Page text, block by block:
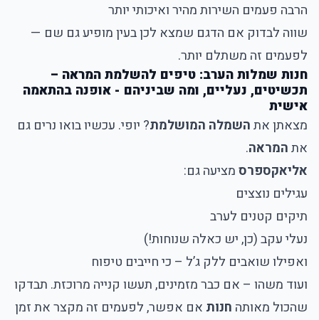
הרבה פעמים השירות מהיר ואיכותי יותר
שווה לבדוק אם הדגם שמצא לכן בעין מופיע גם שם —
לפעמים זה משתלם יותר.
חנות שמלות הערב: טיפים להשלמת המראה –
תכשיטים, נעליים, ומה שביניהם - אופנה בהתאמה
אישית
מצאתן אתהשמלה המושלמת? יופי. עכשיו בואו נרים גם
אתהמראה.
אליאקספרסמציעה גם:
עגילים נוצצים
תיקים קטנים לערב
נעלי עקב (כן, יש כאלה שנוחות!)
ואפילו שואבים ללק ג’ל – כי חייבים טיפוח
ועוד משהו – אם כבר מזמינים, תעשו קנייה מרוכזת. תבדקו
שהכול מאותה חנות אם אפשר, לפעמים זה מקצר את זמן